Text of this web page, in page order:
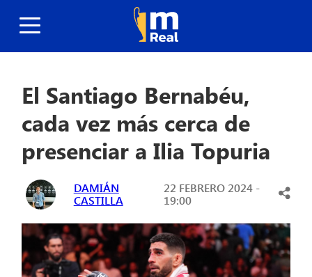
El Santiago Bernabéu,
cada vez más cerca de
presenciar a Ilia Topuria
DAMIÁN
CASTILLA
22 FEBRERO 2024 -
19:00